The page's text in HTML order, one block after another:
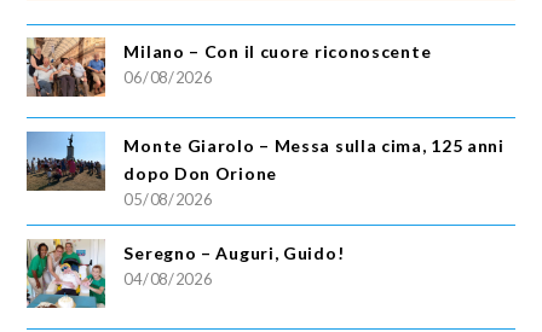
Milano – Con il cuore riconoscente
06/08/2026
Monte Giarolo – Messa sulla cima, 125 anni
dopo Don Orione
05/08/2026
Seregno – Auguri, Guido!
04/08/2026